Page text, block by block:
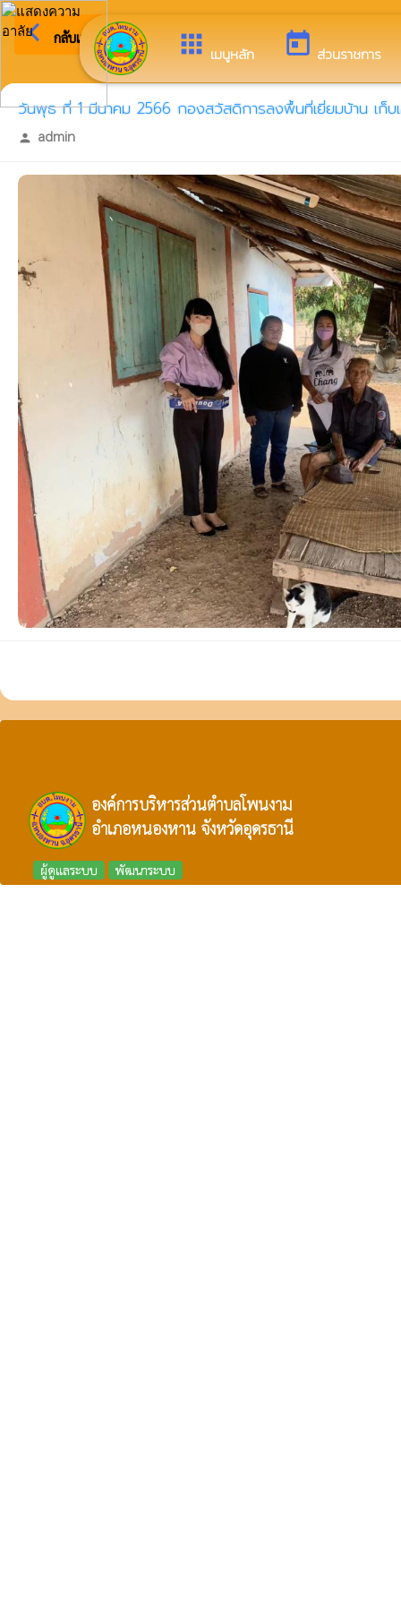
apps เมนูหลัก today ส่วนราชการ
arrow_back_ios กลับเมนูหลัก
วันพุธ ที่ 1 มีนาคม 2566 กองสวัสดิการลงพื้นที่เยี่ยมบ้าน เก็บ
person admin
องค์การบริหารส่วนตำบลโพนงาม
อำเภอหนองหาน จังหวัดอุดรธานี
ผู้ดูแลระบบ พัฒนาระบบ